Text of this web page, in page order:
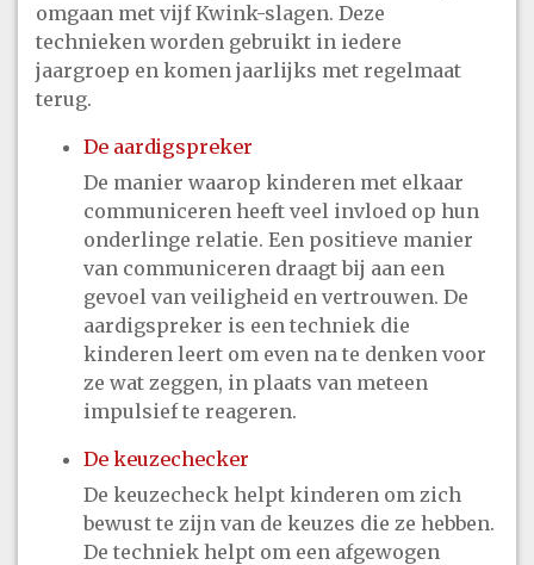
omgaan met vijf Kwink-slagen. Deze
technieken worden gebruikt in iedere
jaargroep en komen jaarlijks met regelmaat
terug.
De aardigspreker
De manier waarop kinderen met elkaar
communiceren heeft veel invloed op hun
onderlinge relatie. Een positieve manier
van communiceren draagt bij aan een
gevoel van veiligheid en vertrouwen. De
aardigspreker is een techniek die
kinderen leert om even na te denken voor
ze wat zeggen, in plaats van meteen
impulsief te reageren.
De keuzechecker
De keuzecheck helpt kinderen om zich
bewust te zijn van de keuzes die ze hebben.
De techniek helpt om een afgewogen